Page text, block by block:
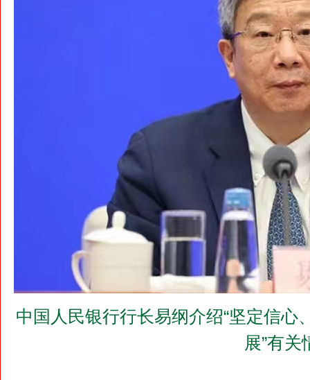
中国人民银行行长易纲介绍“坚定信心
展”有关